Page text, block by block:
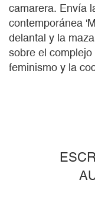
camarera. Envía
contemporánea
delantal y la
sobre el
feminismo y la